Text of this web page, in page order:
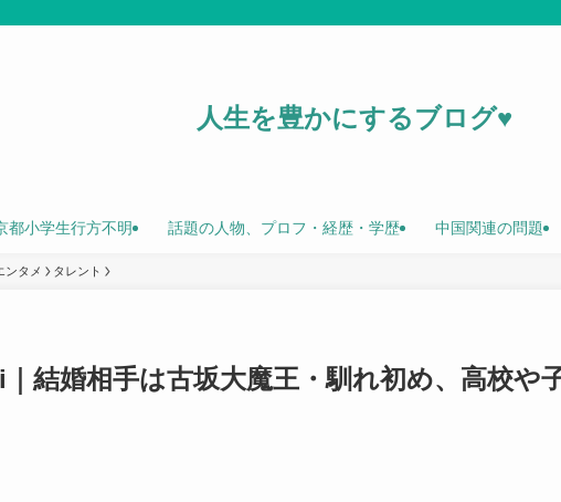
人生を豊かにするブログ♥
都小学生行方不明 話題の人物、プロフ・経歴・学歴 中国関連の問題
ンタメ タレント
結婚相手は古坂大魔王・馴れ初め、高校や子